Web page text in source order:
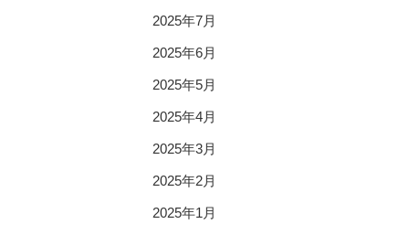
2025年7月
2025年6月
2025年5月
2025年4月
2025年3月
2025年2月
2025年1月